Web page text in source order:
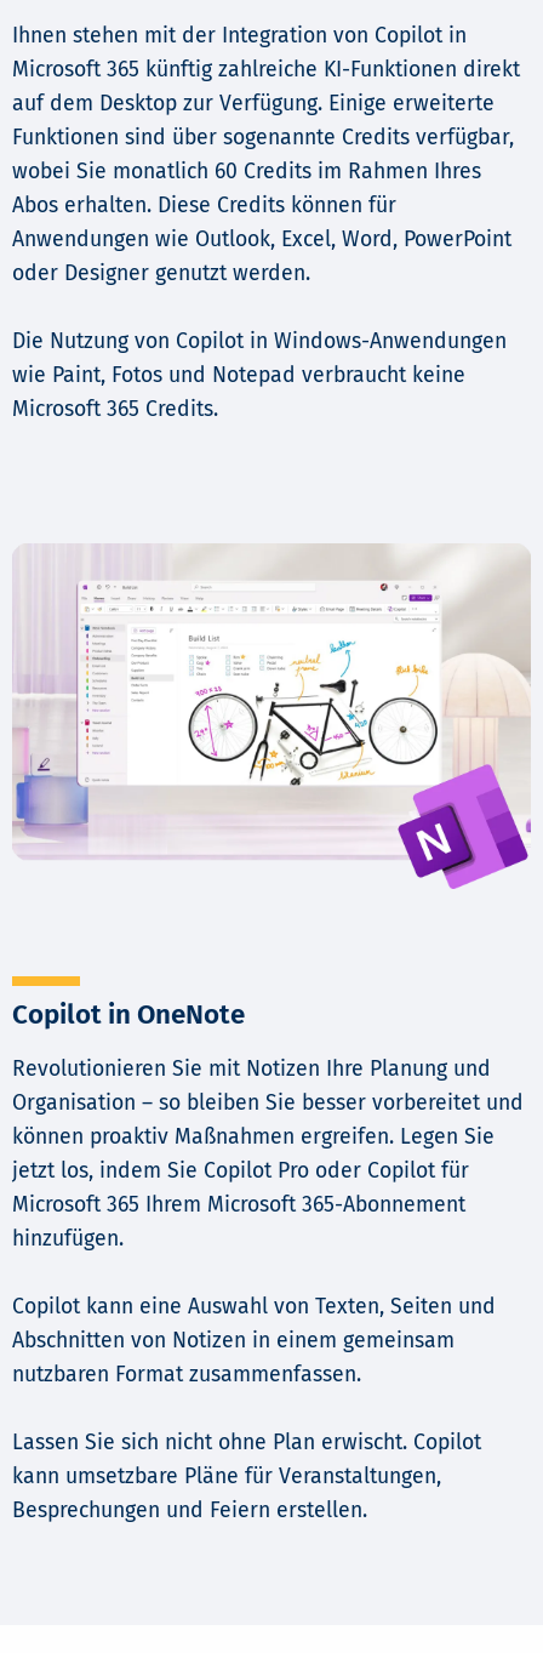
Ihnen stehen mit der Integration von Copilot in
Microsoft 365 künftig zahlreiche KI-Funktionen direkt
auf dem Desktop zur Verfügung. Einige erweiterte
Funktionen sind über sogenannte Credits verfügbar,
wobei Sie monatlich 60 Credits im Rahmen Ihres
Abos erhalten. Diese Credits können für
Anwendungen wie Outlook, Excel, Word, PowerPoint
oder Designer genutzt werden.
Die Nutzung von Copilot in Windows-Anwendungen
wie Paint, Fotos und Notepad verbraucht keine
Microsoft 365 Credits.
Copilot in OneNote
Revolutionieren Sie mit Notizen Ihre Planung und
Organisation – so bleiben Sie besser vorbereitet und
können proaktiv Maßnahmen ergreifen. Legen Sie
jetzt los, indem Sie Copilot Pro oder Copilot für
Microsoft 365 Ihrem Microsoft 365-Abonnement
hinzufügen.
Copilot kann eine Auswahl von Texten, Seiten und
Abschnitten von Notizen in einem gemeinsam
nutzbaren Format zusammenfassen.
Lassen Sie sich nicht ohne Plan erwischt. Copilot
kann umsetzbare Pläne für Veranstaltungen,
Besprechungen und Feiern erstellen.